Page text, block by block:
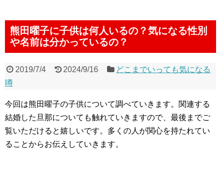
熊田曜子に子供は何人いるの？気になる性別
や名前は分かっているの？
2019/7/4 2024/9/16
どこまでいっても気になる
噂
今回は熊田曜子の子供について調べていきます。関連する
結婚した旦那についても触れていきますので、最後までご
覧いただけると嬉しいです。多くの人が関心を持たれてい
ることからお伝えしていきます。